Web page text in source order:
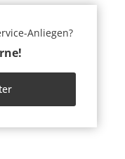
Anliegen?